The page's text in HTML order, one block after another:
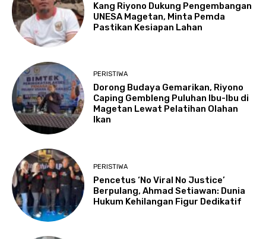
Kang Riyono Dukung Pengembangan
UNESA Magetan, Minta Pemda
Pastikan Kesiapan Lahan
PERISTIWA
Dorong Budaya Gemarikan, Riyono
Caping Gembleng Puluhan Ibu-Ibu di
Magetan Lewat Pelatihan Olahan
Ikan
PERISTIWA
Pencetus ‘No Viral No Justice’
Berpulang, Ahmad Setiawan: Dunia
Hukum Kehilangan Figur Dedikatif